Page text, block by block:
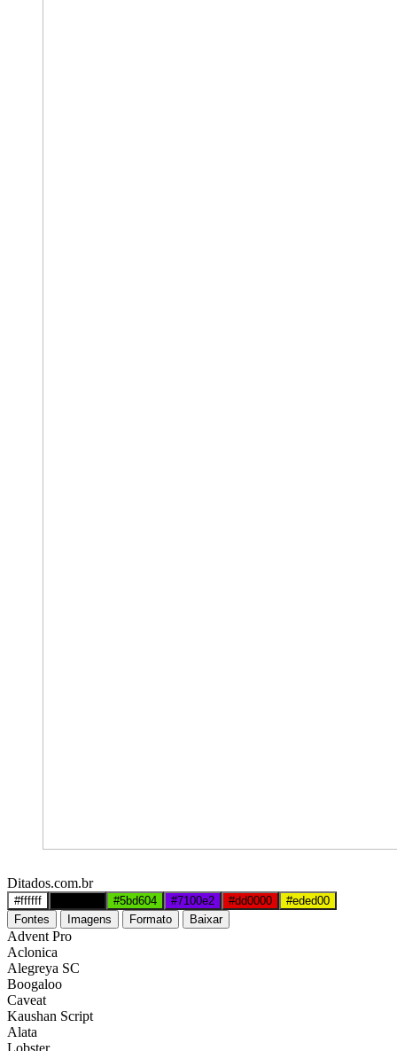
Ditados.com.br
#ffffff #5bd604 #7100e2 #dd0000
#eded00
Fontes
Imagens Formato Baixar
Advent Pro
Aclonica
Alegreya SC
Boogaloo
Caveat
Kaushan Script
Alata
Lobster